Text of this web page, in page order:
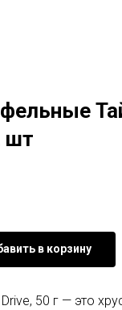
шт
в корзину
50 г — это